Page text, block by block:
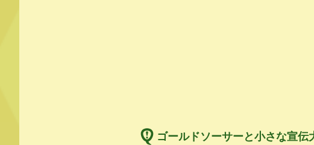
ゴールドソーサーと小さな宣伝